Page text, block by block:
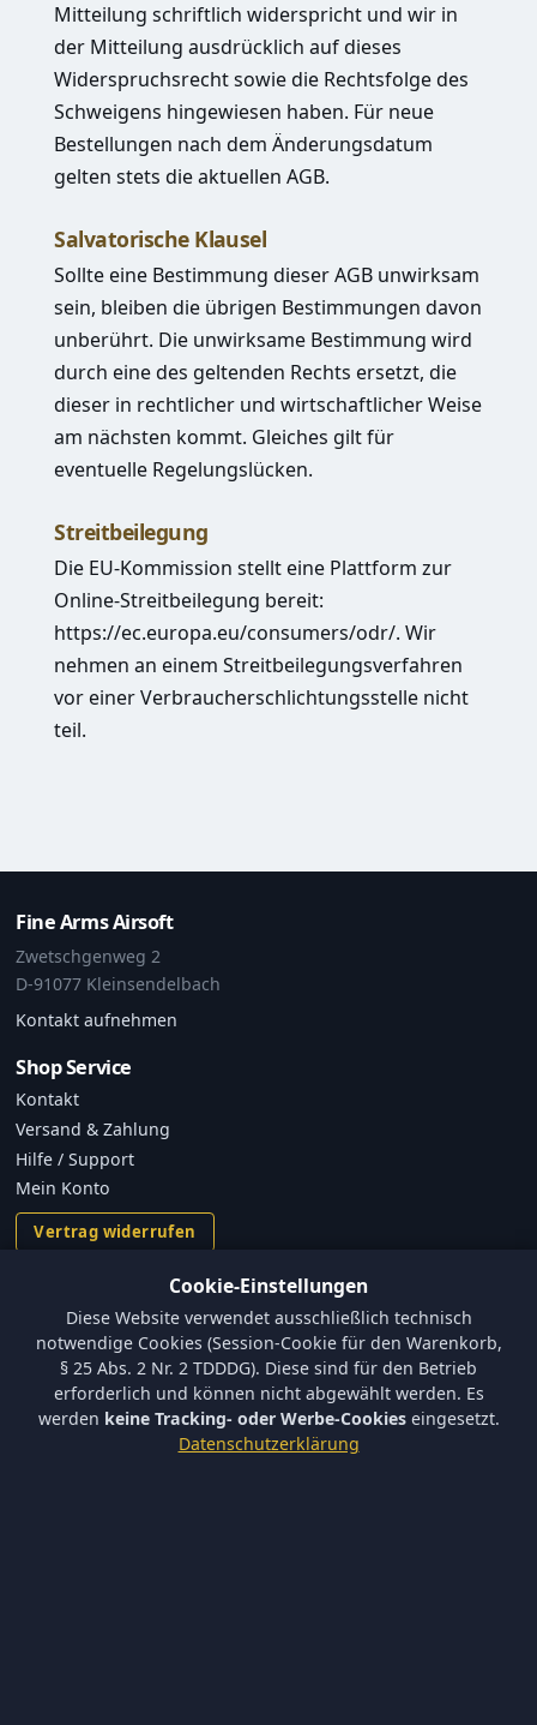
Mitteilung schriftlich widerspricht und wir in
der Mitteilung ausdrücklich auf dieses
Widerspruchsrecht sowie die Rechtsfolge des
Schweigens hingewiesen haben. Für neue
Bestellungen nach dem Änderungsdatum
gelten stets die aktuellen AGB.
Salvatorische Klausel
Sollte eine Bestimmung dieser AGB unwirksam
sein, bleiben die übrigen Bestimmungen davon
unberührt. Die unwirksame Bestimmung wird
durch eine des geltenden Rechts ersetzt, die
dieser in rechtlicher und wirtschaftlicher Weise
am nächsten kommt. Gleiches gilt für
eventuelle Regelungslücken.
Streitbeilegung
Die EU-Kommission stellt eine Plattform zur
Online-Streitbeilegung bereit:
https://ec.europa.eu/consumers/odr/. Wir
nehmen an einem Streitbeilegungsverfahren
vor einer Verbraucherschlichtungsstelle nicht
teil.
Fine Arms Airsoft
Zwetschgenweg 2
D-91077 Kleinsendelbach
Kontakt aufnehmen
Shop Service
Kontakt
Versand & Zahlung
Hilfe / Support
Mein Konto
Vertrag widerrufen
Versand und Zahlungsbedingungen
Batterieverordnung & Sicherheitshinweise
Datenschutz
Cookie-Einstellungen
Diese Website verwendet ausschließlich technisch
notwendige Cookies (Session-Cookie für den Warenkorb,
§ 25 Abs. 2 Nr. 2 TDDDG). Diese sind für den Betrieb
erforderlich und können nicht abgewählt werden. Es
werden keine Tracking- oder Werbe-Cookieseingesetzt.
Datenschutzerklärung